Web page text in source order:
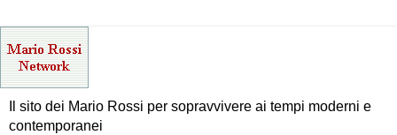
Il sito dei Mario Rossi per sopravvivere ai tempi moderni e
contemporanei